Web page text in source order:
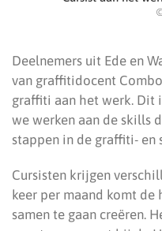
Deelnemers uit Ede en
van graffitidocent
graffiti aan het werk. Dit
we werken aan de skills
stappen in de graffiti-
Cursisten krijgen
keer per maand komt
samen te gaan creëren.